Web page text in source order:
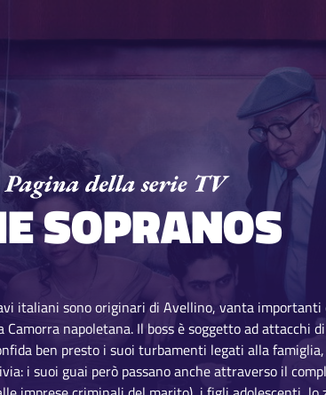
SOPRANOS
italiani sono originari di Avellino, vanta
napoletana. Il boss è soggetto ad attacchi
ben presto i suoi turbamenti legati alla
i suoi guai però passano anche attraverso il